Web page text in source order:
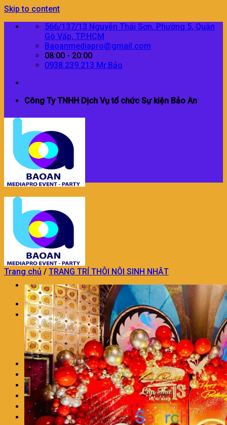
Skip to content
566/137/13 Nguyễn Thái Sơn, Phường 5, Quận
Gò Vấp, TP.HCM
Baoanmediapro@gmail.com
08:00 - 20:00
0938.239.213 Mr.Bảo
Công Ty TNHH Dịch Vụ tổ chức Sự kiện Bảo An
Trang chủ
TỔ CHỨC SỰ KIỆN
TỔ CHỨC SỰ KIỆN KHAI TRƯƠNG
DỊCH VỤ TỔ CHỨC SINH NHẬT
DỊCH VỤ TỔ CHỨC TRUNG THU
TỔ CHỨC SỰ KIỆN TRON GÓI KHÁC
TRANG TRÍ THÔI NÔI SINH NHẬT
DỊCH VỤ MÚA LÂN CHUYÊN NGHIỆP
DỊCH VỤ TRANG TRÍ KHAI TRƯƠNG
DỊCH VỤ NHÂN SỰ SỰ KIỆN
CHO THUÊ ÂM THANH ÁNH SÁNG
LIÊN HỆ
Trang chủ / TRANG TRÍ THÔI NÔI SINH NHẬT